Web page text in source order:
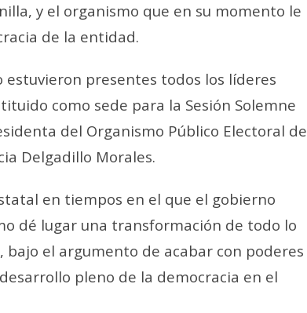
y el organismo que en su momento le
de la entidad.
estuvieron presentes todos los líderes
como sede para la Sesión Solemne
del Organismo Público Electoral de
Delgadillo Morales.
en tiempos en el que el gobierno
dé lugar una transformación de todo lo
el argumento de acabar con poderes
pleno de la democracia en el